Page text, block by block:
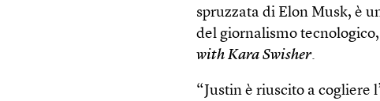
spruzzata di Elon Musk, è
del giornalismo
with Kara Swisher.
“Justin è riuscito a cogliere